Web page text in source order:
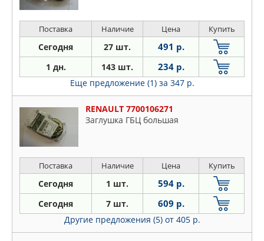
Поставка Наличие Цена Купить
Сегодня 27 шт. 491 р.
1 дн. 143 шт. 234 р.
Еще предложение (1) за 347 р.
RENAULT 7700106271
Заглушка ГБЦ большая
Поставка Наличие Цена Купить
Сегодня 1 шт. 594 р.
Сегодня 7 шт. 609 р.
Другие предложения (5) от 405 р.